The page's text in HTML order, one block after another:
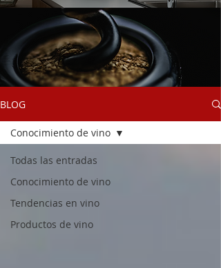
BLOG
Todas las entradas
Conocimiento de vino
Tendencias en vino
Productos de vino
Conocimiento de vino